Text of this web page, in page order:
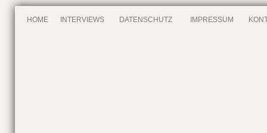
HOME INTERVIEWS DATENSCHUTZ IMPRESSUM